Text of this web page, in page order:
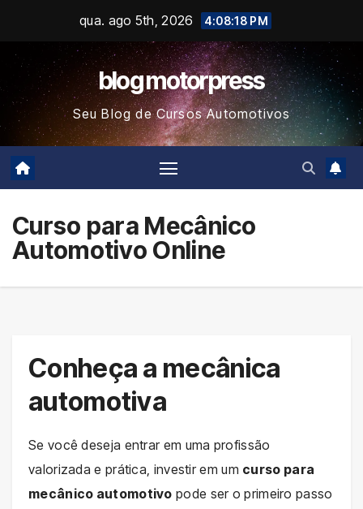
content
qua. ago 5th, 2026 4:08:19 PM
blog motorpress
Seu Blog de Cursos Automotivos
Curso para Mecânico
Automotivo Online
Conheça a mecânica
automotiva
Se você deseja entrar em uma profissão
valorizada e prática, investir em um curso para
mecânico automotivo pode ser o primeiro passo